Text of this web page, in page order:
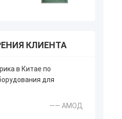
КЛИЕНТА
в Китае по
для
—— АМОД